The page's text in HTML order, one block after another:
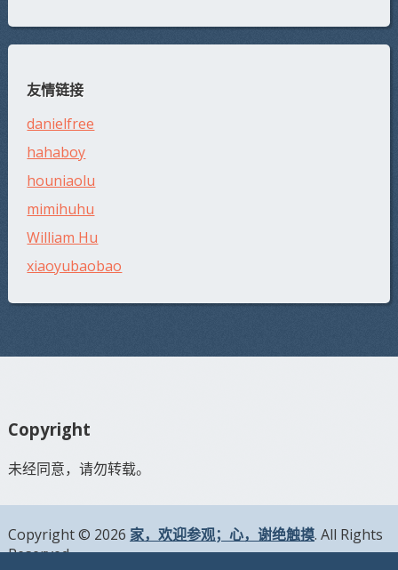
友情链接
danielfree
hahaboy
houniaolu
mimihuhu
William Hu
xiaoyubaobao
Copyright
未经同意，请勿转载。
Copyright © 2026 家，欢迎参观；心，谢绝触摸. All Rights
Reserved.